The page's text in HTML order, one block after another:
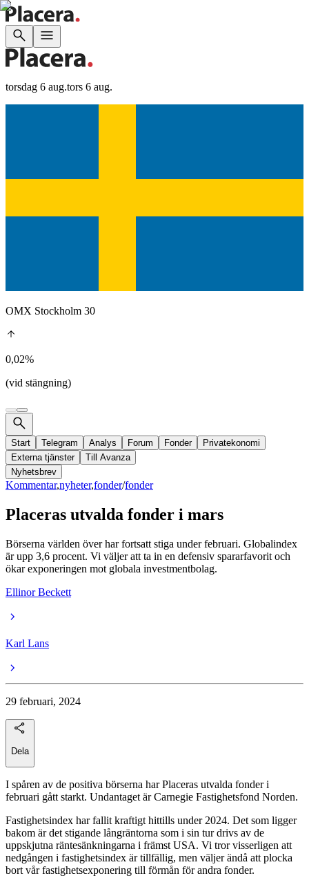
torsdag 6 aug.tors 6 aug.
OMX Stockholm 30
0,02%
(vid stängning)
Start Telegram Analys Forum Fonder
Privatekonomi
Externa tjänster
Till Avanza
Nyhetsbrev
Kommentar,nyheter,fonder/fonder
Placeras utvalda fonder i mars
Börserna världen över har fortsatt stiga under februari. Globalindex
är upp 3,6 procent. Vi väljer att ta in en defensiv spararfavorit och
ökar exponeringen mot globala investmentbolag.
Ellinor Beckett
Karl Lans
29 februari, 2024
Dela
I spåren av de positiva börserna har Placeras utvalda fonder i
februari gått starkt. Undantaget är Carnegie Fastighetsfond Norden.
Fastighetsindex har fallit kraftigt hittills under 2024. Det som ligger
bakom är det stigande långräntorna som i sin tur drivs av de
uppskjutna räntesänkningarna i främst USA. Vi tror visserligen att
nedgången i fastighetsindex är tillfällig, men väljer ändå att plocka
bort vår fastighetsexponering till förmån för andra fonder.